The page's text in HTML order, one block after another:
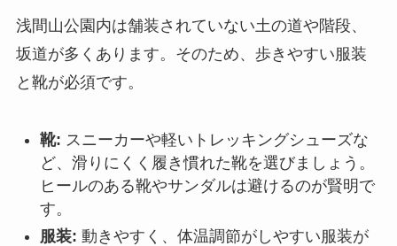
浅間山公園内は舗装されていない土の道や階段、
坂道が多くあります。そのため、歩きやすい服装
と靴が必須です。
靴: スニーカーや軽いトレッキングシューズな
ど、滑りにくく履き慣れた靴を選びましょう。
ヒールのある靴やサンダルは避けるのが賢明で
す。
服装: 動きやすく、体温調節がしやすい服装が